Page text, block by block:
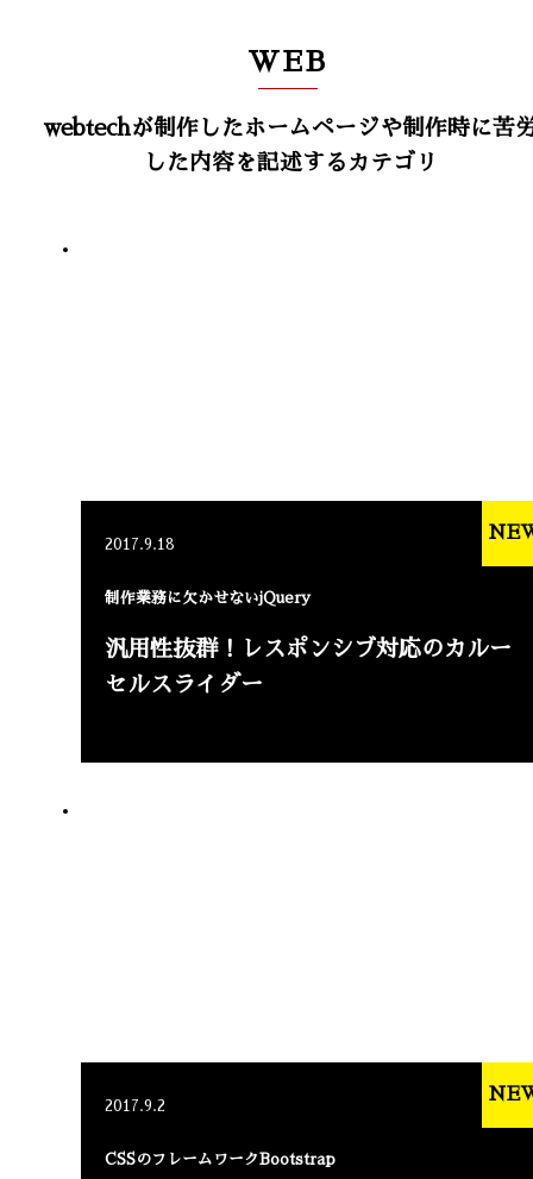
WEB
webtechが制作したホームページや制作時に苦
した内容を記述するカテゴリ
2017.9.18
制作業務に欠かせないjQuery
汎用性抜群！レスポンシブ対応のカルー
セルスライダー
2017.9.2
CSSのフレームワークBootstrap